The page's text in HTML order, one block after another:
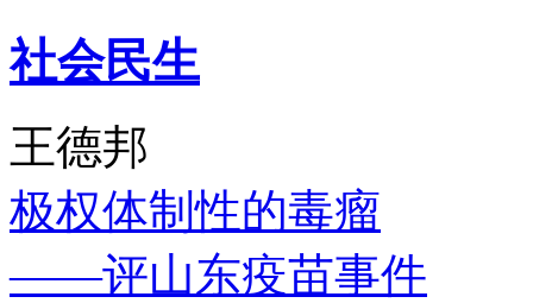
社会民生
王德邦
极权体制性的毒瘤
——评山东疫苗事件